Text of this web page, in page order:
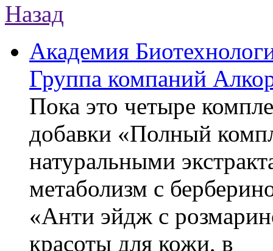
Назад
Академия
Группа компаний
Пока это четыре
добавки «Полный
натуральными
метаболизм с
«Анти эйдж с
красоты для кожи, в